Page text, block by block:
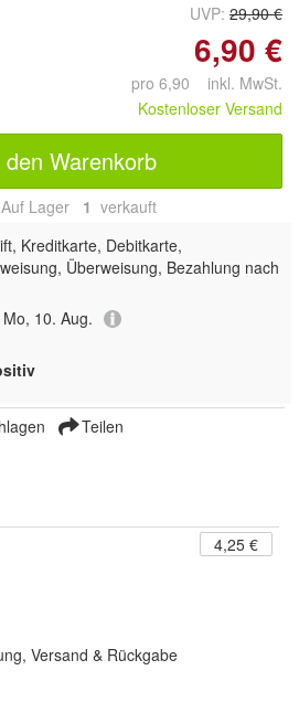
UVP: 29,90 €
6,90 €
pro 6,90 inkl. MwSt.
Kostenloser Versand
den Warenkorb
Auf Lager 1 verkauft
Kreditkarte, Debitkarte,
Überweisung, Bezahlung nach
10. Aug.
Teilen
4,25 €
Versand & Rückgabe